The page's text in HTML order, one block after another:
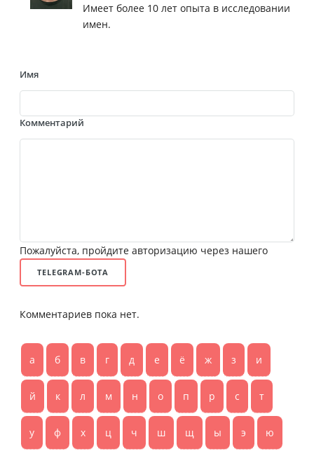
Имеет более 10 лет опыта в исследовании
имен.
Имя
Комментарий
Пожалуйста, пройдите авторизацию через нашего
TELEGRAM-БОТА
Комментариев пока нет.
а б в г д е ё ж з и
й к л м н о п р с т
у ф х ц ч ш щ ы э ю